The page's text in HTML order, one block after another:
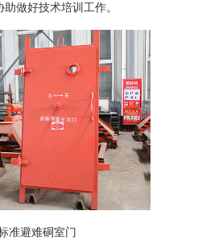
做好技术培训工作。
准避难硐室门